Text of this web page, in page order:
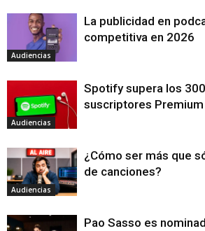
Audiencias
La publicidad en
competitiva en 2026
Audiencias
Spotify supera los
suscriptores Premium
Audiencias
¿Cómo ser más que
de canciones?
Pao Sasso es